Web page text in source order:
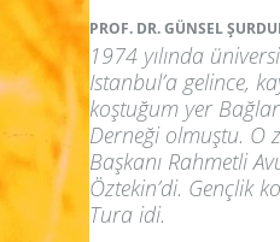
PROF. DR. GÜNSEL
1974 yılında
Istanbul’a gelince,
koştuğum yer
Derneği olmuştu. O
Başkanı Rahmetli
Öztekin’di. Gençlik
Tura idi.